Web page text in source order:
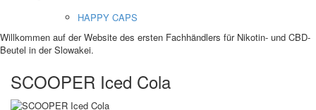
HAPPY CAPS
Willkommen auf der Website des ersten Fachhändlers für Nikotin- und CBD-
Beutel in der Slowakei.
SCOOPER Iced Cola